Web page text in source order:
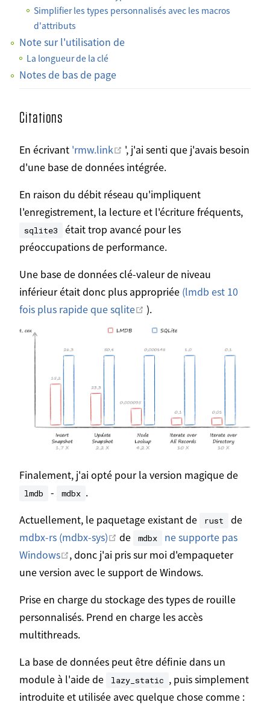
Simplifier les types personnalisés avec les macros
d'attributs
Note sur l'utilisation de
La longueur de la clé
Notes de bas de page
Citations
En écrivant 'rmw.link Ouvrir dans une nouvelle fenêtre
', j'ai senti que j'avais besoin
d'une base de données intégrée.
En raison du débit réseau qu'impliquent
l'enregistrement, la lecture et l'écriture fréquents,
sqlite3
était trop avancé pour les
préoccupations de performance.
Une base de données clé-valeur de niveau
inférieur était donc plus appropriée (lmdb est 10
fois plus rapide que sqlite
Ouvrir dans une nouvelle
).
Finalement, j'ai opté pour la version magique de
lmdb - mdbx .
Actuellement, le paquetage existant de
rust
de
mdbx-rs (mdbx-sys)
Ouvrir dans une nouvelle fenêtre
de mdbx
ne supporte pas
Windows
Ouvrir dans une nouvelle fenêtre
, donc j'ai pris sur moi d'empaqueter
une version avec le support de Windows.
Prise en charge du stockage des types de rouille
personnalisés. Prend en charge les accès
multithreads.
La base de données peut être définie dans un
module à l'aide de
lazy_static , puis simplement
introduite et utilisée avec quelque chose comme :